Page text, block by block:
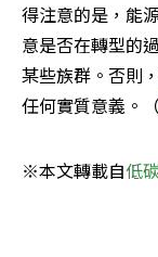
得注意的是，能
意是否在轉型的
某些族群。否則
任何實質意義。（
※本文轉載自低